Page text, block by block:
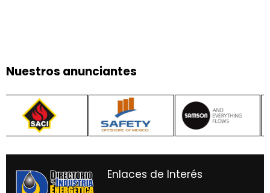
Nuestros anunciantes
Enlaces de Interés